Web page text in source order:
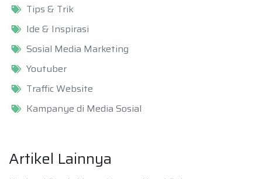
Tips & Trik
Ide & Inspirasi
Sosial Media Marketing
Youtuber
Traffic Website
Kampanye di Media Sosial
Artikel Lainnya